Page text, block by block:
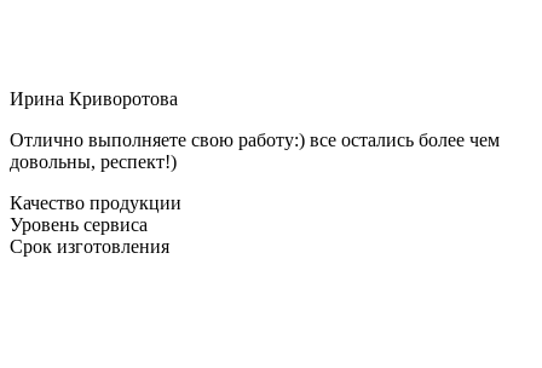
Ирина Криворотова
Отлично выполняете свою работу:) все остались более чем
довольны, респект!)
Качество продукции
Уровень сервиса
Срок изготовления